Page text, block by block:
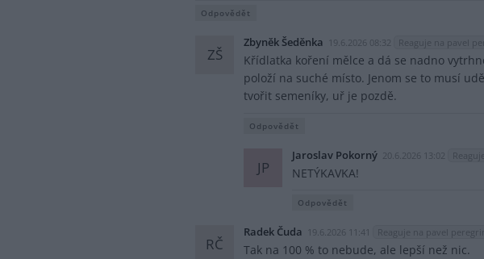
Odpovědět
ZŠ
Zbyněk Šeděnka 19.6.2026 08:32 Reaguje na pavel
Křídlatka koření mělce a dá se nadno
položí na suché místo. Jenom se to musí
tvořit semeníky, uř je pozdě.
Odpovědět
JP
Jaroslav Pokorný 20.6.2026 13:02
NETÝKAVKA!
Odpovědět
RČ
Radek Čuda 19.6.2026 11:41 Reaguje na pavel peregrin
Tak na 100 % to nebude, ale lepší než nic.